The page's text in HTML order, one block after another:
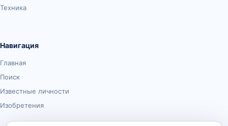
Техника
Навигация
Главная
Поиск
Известные личности
Изобретения